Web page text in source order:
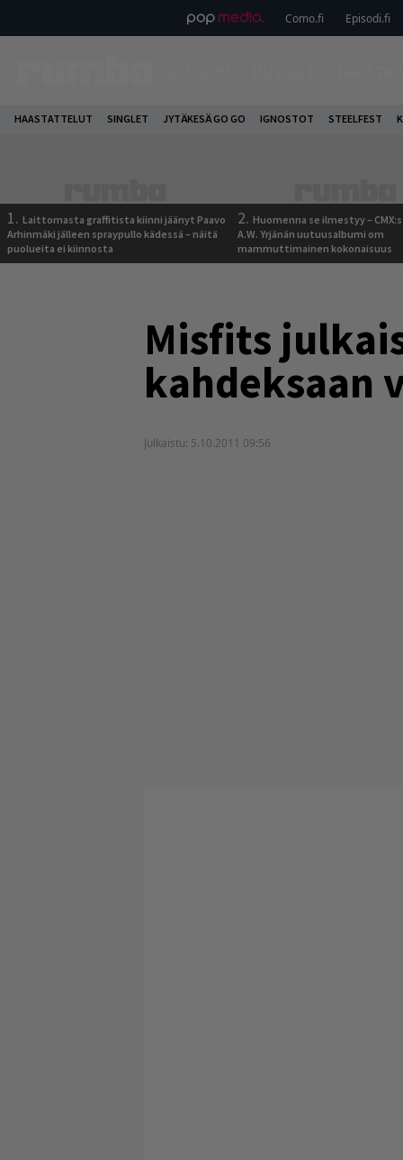
Como.fi Episodi.fi
HAASTATTELUT SINGLET JYTÄKESÄ GO GO IGNOSTOT STEELFEST
1. Laittomasta graffitista kiinni jäänyt Paavo
Arhinmäki jälleen spraypullo kädessä – näitä
puolueita ei kiinnosta
2. Huomenna se ilmestyy –
A.W. Yrjänän uutuusalbumi om
mammuttimainen kokonaisuus
Misfits
kahdeksaan
Julkaistu: 5.10.2011 09:56